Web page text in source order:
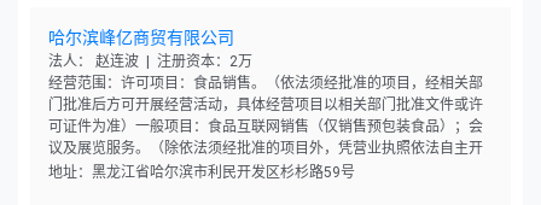
哈尔滨峰亿商贸有限公司
法人： 赵连波 | 注册资本：2万
经营范围：许可项目：食品销售。（依法须经批准的项目，经相关部
门批准后方可开展经营活动，具体经营项目以相关部门批准文件或许
可证件为准）一般项目：食品互联网销售（仅销售预包装食品）；会
议及展览服务。（除依法须经批准的项目外，凭营业执照依法自主开
展经营活动）
地址：黑龙江省哈尔滨市利民开发区杉杉路59号